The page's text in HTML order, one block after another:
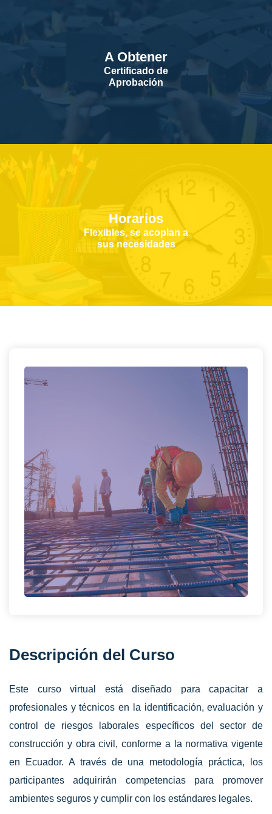
A Obtener
Certificado de
Aprobación
Horarios
Flexibles, se acoplan a
sus necesidades
Descripción del Curso
Este curso virtual está diseñado para capacitar a
profesionales y técnicos en la identificación, evaluación y
control de riesgos laborales específicos del sector de
construcción y obra civil, conforme a la normativa vigente
en Ecuador. A través de una metodología práctica, los
participantes adquirirán competencias para promover
ambientes seguros y cumplir con los estándares legales.